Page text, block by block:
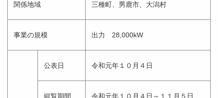
関係地域 三種町、男鹿市、大潟村
事業の規模 出力 28,000kW
公表日 令和元年１０月４日
縦覧期間 令和元年１０月４日～１１月５日